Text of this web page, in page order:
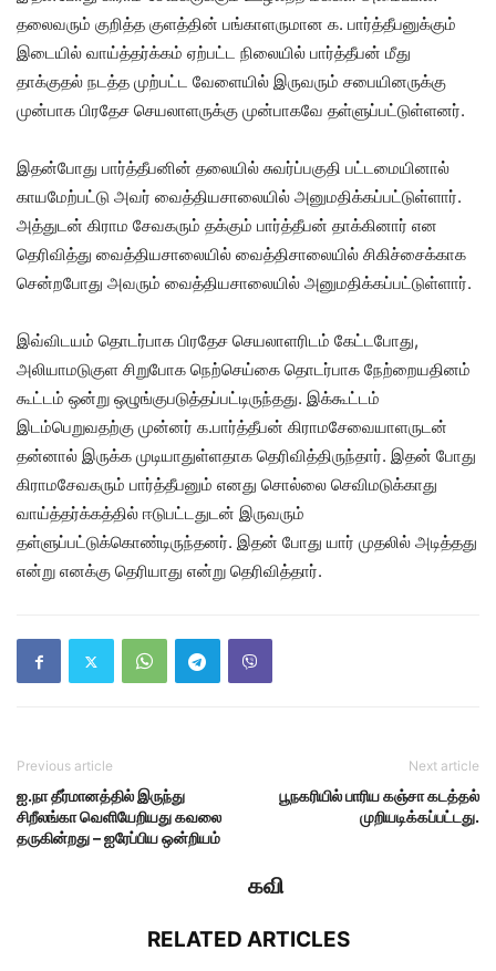
தலைவரும் குறித்த குளத்தின் பங்காளருமான க. பார்த்தீபனுக்கும்
இடையில் வாய்த்தர்க்கம் ஏற்பட்ட நிலையில் பார்த்தீபன் மீது
தாக்குதல் நடத்த முற்பட்ட வேளையில் இருவரும் சபையினருக்கு
முன்பாக பிரதேச செயலாளருக்கு முன்பாகவே தள்ளுப்பட்டுள்ளனர்.
இதன்போது பார்த்தீபனின் தலையில் சுவர்ப்பகுதி பட்டமையினால்
காயமேற்பட்டு அவர் வைத்தியசாலையில் அனுமதிக்கப்பட்டுள்ளார்.
அத்துடன் கிராம சேவகரும் தக்கும் பார்த்தீபன் தாக்கினார் என
தெரிவித்து வைத்தியசாலையில் வைத்திசாலையில் சிகிச்சைக்காக
சென்றபோது அவரும் வைத்தியசாலையில் அனுமதிக்கப்பட்டுள்ளார்.
இவ்விடயம் தொடர்பாக பிரதேச செயலாளரிடம் கேட்டபோது,
அலியாமடுகுள சிறுபோக நெற்செய்கை தொடர்பாக நேற்றையதினம்
கூட்டம் ஒன்று ஒழுங்குபடுத்தப்பட்டிருந்தது. இக்கூட்டம்
இடம்பெறுவதற்கு முன்னர் க.பார்த்தீபன் கிராமசேவையாளருடன்
தன்னால் இருக்க முடியாதுள்ளதாக தெரிவித்திருந்தார். இதன் போது
கிராமசேவகரும் பார்த்தீபனும் எனது சொல்லை செவிமடுக்காது
வாய்த்தர்க்கத்தில் ஈடுபட்டதுடன் இருவரும்
தள்ளுப்பட்டுக்கொண்டிருந்தனர். இதன் போது யார் முதலில் அடித்தது
என்று எனக்கு தெரியாது என்று தெரிவித்தார்.
Previous article
ஐ.நா தீர்மானத்தில் இருந்து
சிறீலங்கா வெளியேறியது கவலை
தருகின்றது – ஐரேப்பிய ஒன்றியம்
Next article
பூநகரியில் பாரிய கஞ்சா கடத்தல்
முறியடிக்கப்பட்டது.
கவி
RELATED ARTICLES